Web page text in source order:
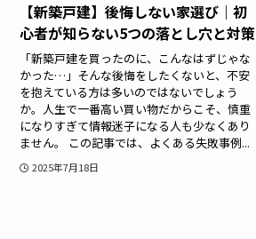
【新築戸建】後悔しない家選び｜初
心者が知らない5つの落とし穴と対策
「新築戸建を買ったのに、こんなはずじゃな
かった…」そんな後悔をしたくないと、不安
を抱えている方は多いのではないでしょう
か。人生で一番高い買い物だからこそ、慎重
になりすぎて情報迷子になる人も少なくあり
ません。 この記事では、よくある失敗事例...
2025年7月18日